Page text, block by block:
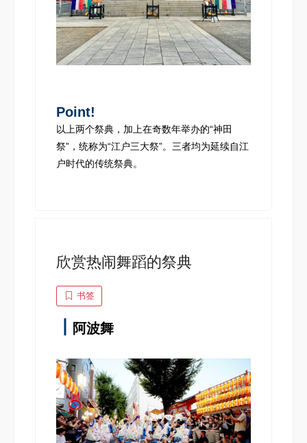
Point!
以上两个祭典，加上在奇数年举办的“神田
祭”，统称为“江户三大祭”。三者均为延续自江
户时代的传统祭典。
欣赏热闹舞蹈的祭典
书签
阿波舞